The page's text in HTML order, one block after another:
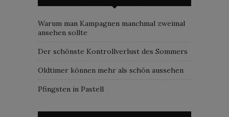
Warum man Kampagnen manchmal zweimal
ansehen sollte
Der schönste Kontrollverlust des Sommers
Oldtimer können mehr als schön aussehen
Pfingsten in Pastell